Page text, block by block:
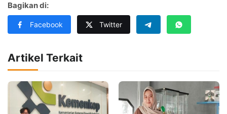
Bagikan di:
Facebook Twitter
Artikel Terkait